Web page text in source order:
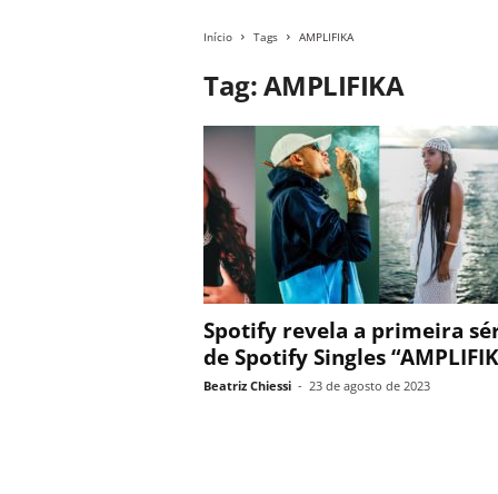
Início Tags AMPLIFIKA
Tag: AMPLIFIKA
Spotify revela a primeira
de Spotify Singles
Beatriz Chiessi - 23 de agosto de 2023